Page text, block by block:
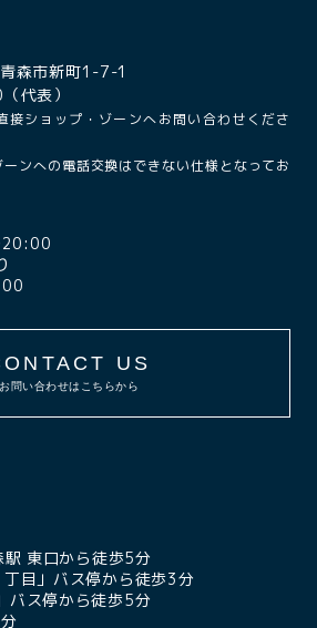
森市新町1-7-1
代表）
ショップ・ゾーンへお問い合わせくださ
ンへの電話交換はできない仕様となってお
20:00
US
お問い合わせはこちらから
東口から徒歩5分
目」バス停から徒歩3分
バス停から徒歩5分